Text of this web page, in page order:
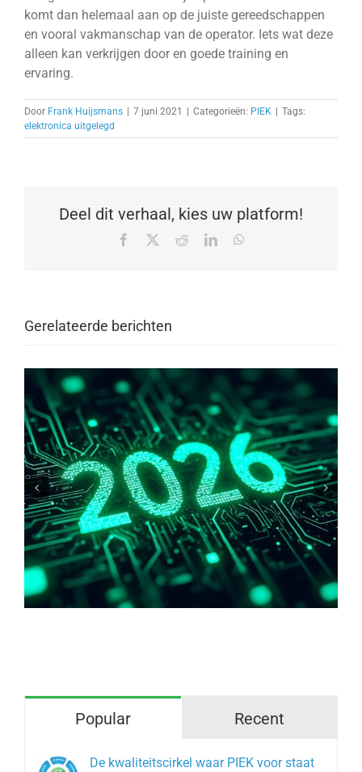
komt dan helemaal aan op de juiste gereedschappen
en vooral vakmanschap van de operator. Iets wat deze
alleen kan verkrijgen door en goede training en
ervaring.
Door Frank Huijsmans | 7 juni 2021 | Categorieën: PIEK | Tags:
elektronica uitgelegd
Deel dit verhaal, kies uw platform!
Facebook RedditLinkedIn
Gerelateerde berichten
PIEK GmbH opent binnenkort nieuwe
trainingslocatie in Soltau, Noord-
Duitsland
Popular Recent
De kwaliteitscirkel waar PIEK voor staat